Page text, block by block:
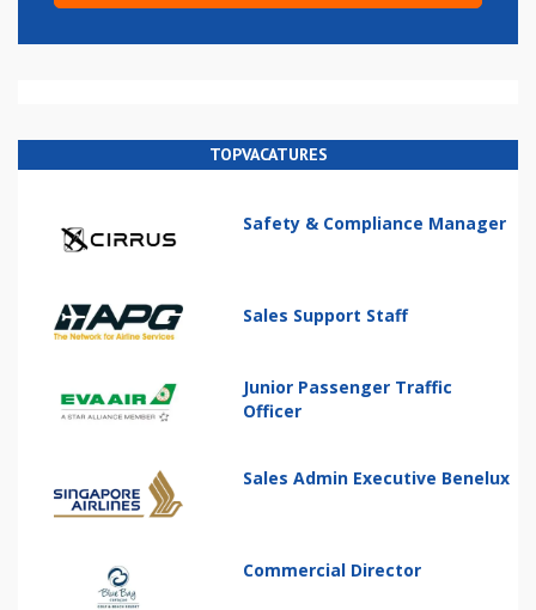
TOPVACATURES
Safety & Compliance Manager
Sales Support Staff
Junior Passenger Traffic
Officer
Sales Admin Executive Benelux
Commercial Director